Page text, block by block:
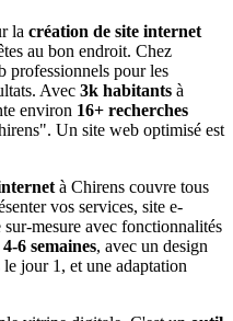
la création de site internet
au bon endroit. Chez
professionnels pour les
Avec 3k habitants à
environ 16+ recherches
". Un site web optimisé est
à Chirens couvre tous
vos services, site e-
mesure avec fonctionnalités
4-6 semaines, avec un design
jour 1, et une adaptation